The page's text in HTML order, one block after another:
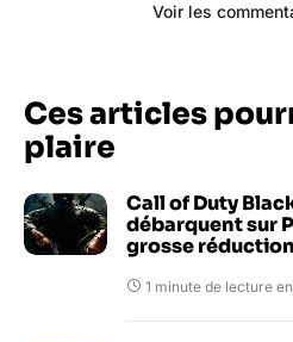
Voir les
Ces articles
plaire
Call of Duty
débarquent sur
grosse
1 minute de lecture